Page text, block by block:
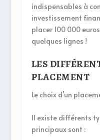
indispensables à
investissement
placer 100 000
quelques lignes !
LES
PLACEMENT
Le choix d’un
Il existe différents
principaux sont :